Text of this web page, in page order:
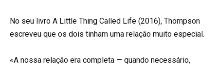
No seu livro A Little Thing Called Life (2016), Thompson
escreveu que os dois tinham uma relação muito especial.
«A nossa relação era completa — quando necessário,